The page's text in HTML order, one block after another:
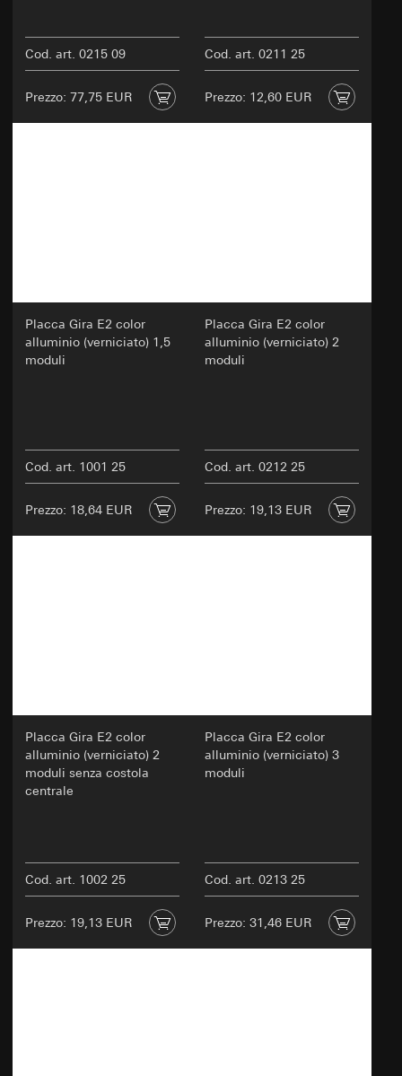
Cod. art. 0215 09
Prezzo: 77,75 EUR
Cod. art. 0211 25
Prezzo: 12,60 EUR
Placca Gira E2 color
alluminio (verniciato) 1,5
moduli
Cod. art. 1001 25
Prezzo: 18,64 EUR
Placca Gira E2 color
alluminio (verniciato) 2
moduli
Cod. art. 0212 25
Prezzo: 19,13 EUR
Placca Gira E2 color
alluminio (verniciato) 2
moduli senza costola
centrale
Cod. art. 1002 25
Prezzo: 19,13 EUR
Placca Gira E2 color
alluminio (verniciato) 3
moduli
Cod. art. 0213 25
Prezzo: 31,46 EUR